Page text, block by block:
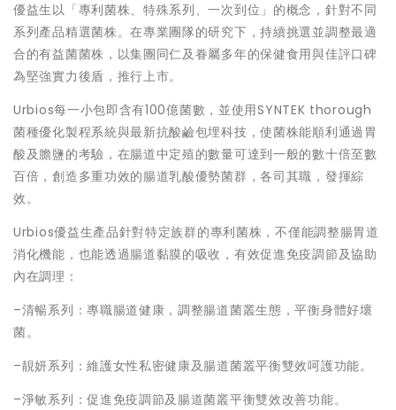
優益生以「專利菌株、特殊系列、一次到位」的概念，針對不同
系列產品精選菌株。在專業團隊的研究下，持續挑選並調整最適
合的有益菌菌株，以集團同仁及眷屬多年的保健食用與佳評口碑
為堅強實力後盾，推行上市。
Urbios每一小包即含有100億菌數，並使用SYNTEK thorough
菌種優化製程系統與最新抗酸鹼包埋科技，使菌株能順利通過胃
酸及膽鹽的考驗，在腸道中定殖的數量可達到一般的數十倍至數
百倍，創造多重功效的腸道乳酸優勢菌群，各司其職，發揮綜
效。
Urbios優益生產品針對特定族群的專利菌株，不僅能調整腸胃道
消化機能，也能透過腸道黏膜的吸收，有效促進免疫調節及協助
內在調理：
–清暢系列：專職腸道健康，調整腸道菌叢生態，平衡身體好壞
菌。
–靚妍系列：維護女性私密健康及腸道菌叢平衡雙效呵護功能。
–淨敏系列：促進免疫調節及腸道菌叢平衡雙效改善功能。